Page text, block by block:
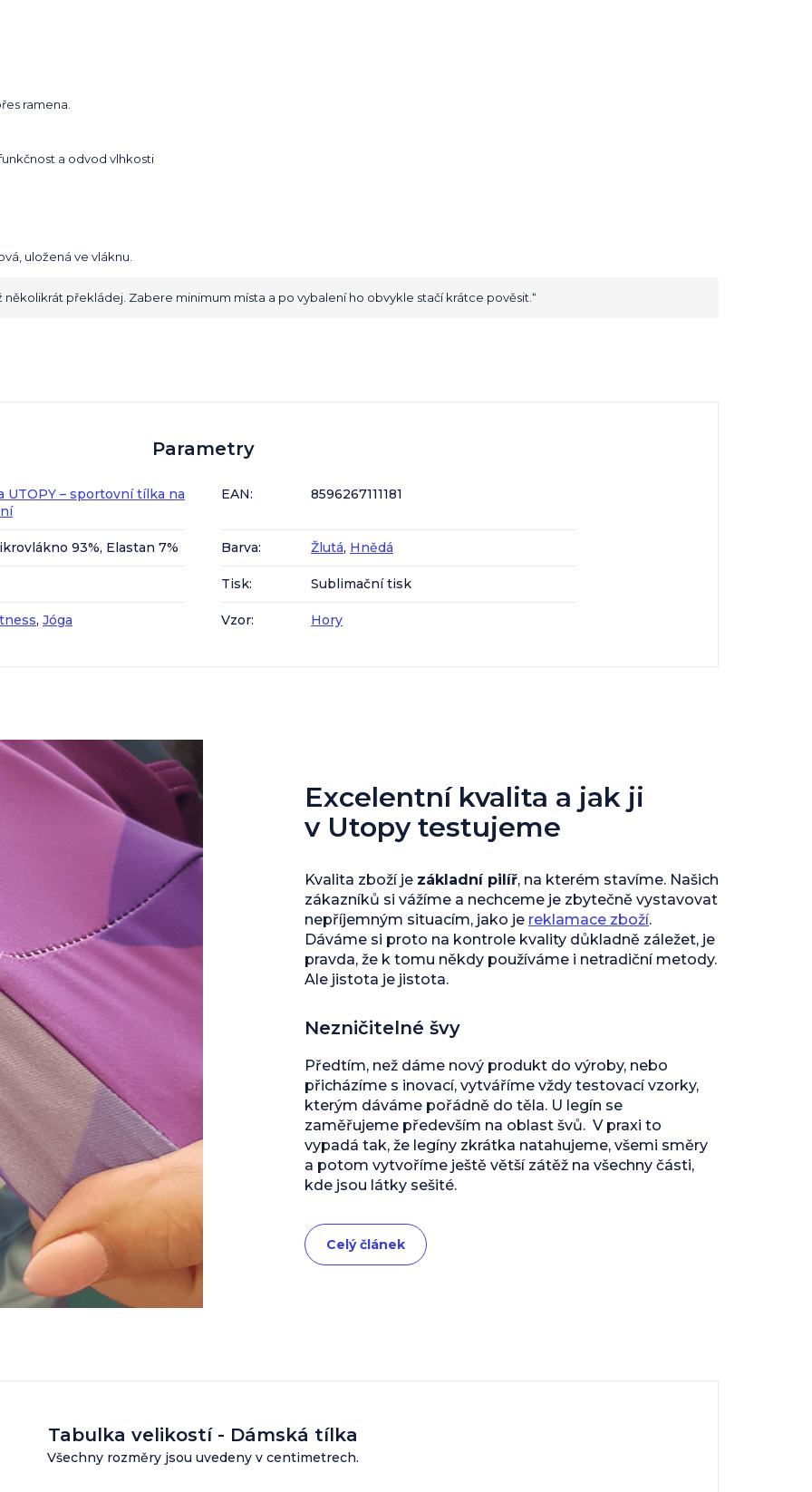
ramena.
a odvod vlhkosti
uložená ve vláknu.
několikrát překládej. Zabere minimum místa a po vybalení ho obvykle stačí krátce pověsit.“
Parametry
UTOPY – sportovní tílka na
EAN: 8596267111181
93%, Elastan 7% Barva: Žlutá, Hnědá
Tisk: Sublimační tisk
, Jóga Vzor: Hory
Tabulka velikostí - Dámská tílka
Všechny rozměry jsou uvedeny v centimetrech.
Excelentní kvalita a jak ji
v Utopy testujeme
Kvalita zboží je základní pilíř, na kterém stavíme. Našich
zákazníků si vážíme a nechceme je zbytečně vystavovat
nepříjemným situacím, jako je reklamace zboží.
Dáváme si proto na kontrole kvality důkladně záležet, je
pravda, že k tomu někdy používáme i netradiční metody.
Ale jistota je jistota.
Nezničitelné švy
Předtím, než dáme nový produkt do výroby, nebo
přicházíme s inovací, vytváříme vždy testovací vzorky,
kterým dáváme pořádně do těla. U legín se
zaměřujeme především na oblast švů. V praxi to
vypadá tak, že legíny zkrátka natahujeme, všemi směry
a potom vytvoříme ještě větší zátěž na všechny části,
kde jsou látky sešité.
Celý článek